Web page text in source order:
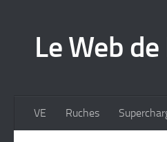
Le Web
VE Ruches